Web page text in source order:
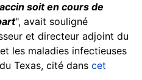
soit en cours de
", avait souligné
et directeur adjoint du
les maladies infectieuses
Texas, cité dans cet